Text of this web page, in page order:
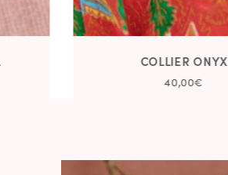
COLLIER ONYX
40,00€